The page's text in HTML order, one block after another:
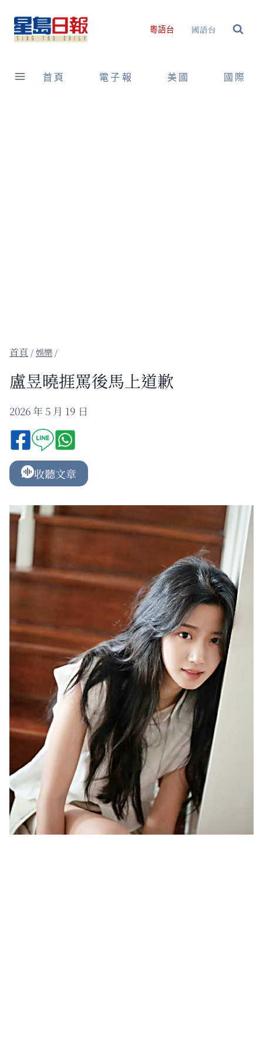
content
粵語台 國語台
首頁 電子報 美國 國際
/娛樂 /
盧昱曉捱罵後馬上道歉
2026 年 5 月 19 日
收聽文章